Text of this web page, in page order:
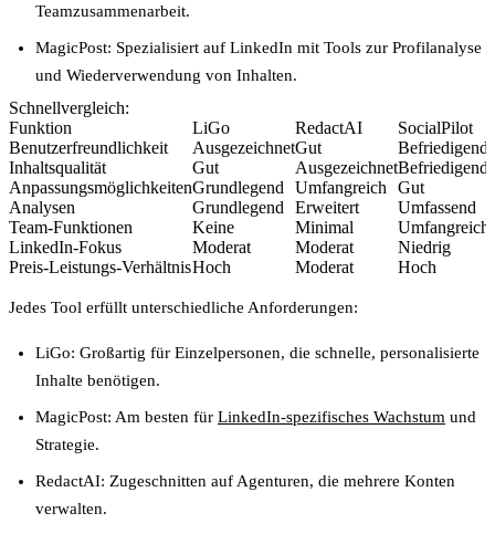
Teamzusammenarbeit.
MagicPost: Spezialisiert auf LinkedIn mit Tools zur Profilanalyse
und Wiederverwendung von Inhalten.
Schnellvergleich:
Funktion
LiGo RedactAI SocialPilot
Benutzerfreundlichkeit
AusgezeichnetGut Befriedigend
Inhaltsqualität
Gut AusgezeichnetBefriedigend
AnpassungsmöglichkeitenGrundlegend Umfangreich Gut
Analysen
Grundlegend Erweitert Umfassend
Team-Funktionen
Keine Minimal Umfangreich
LinkedIn-Fokus
Moderat Moderat Niedrig
Preis-Leistungs-VerhältnisHoch Moderat Hoch
Jedes Tool erfüllt unterschiedliche Anforderungen:
LiGo: Großartig für Einzelpersonen, die schnelle, personalisierte
Inhalte benötigen.
MagicPost: Am besten für LinkedIn-spezifisches Wachstum und
Strategie.
RedactAI: Zugeschnitten auf Agenturen, die mehrere Konten
verwalten.